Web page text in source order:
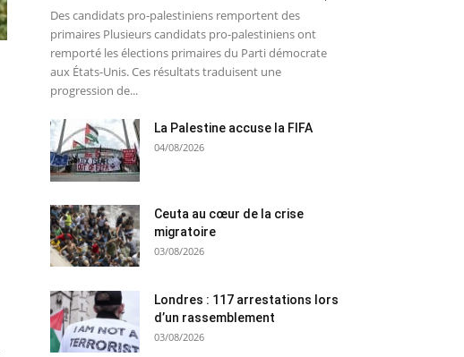
Des candidats pro-palestiniens remportent des
primaires Plusieurs candidats pro-palestiniens ont
remporté les élections primaires du Parti démocrate
aux États-Unis. Ces résultats traduisent une
progression de...
La Palestine accuse la FIFA
04/08/2026
Ceuta au cœur de la crise
migratoire
03/08/2026
Londres : 117 arrestations lors
d’un rassemblement
03/08/2026